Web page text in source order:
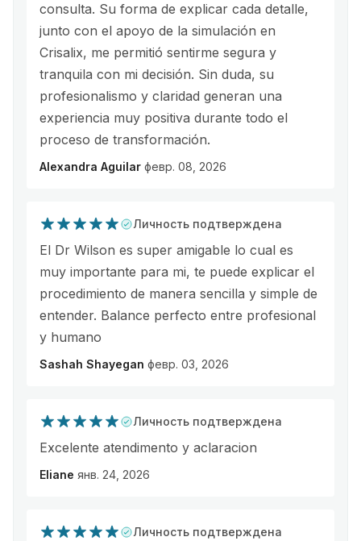
consulta. Su forma de explicar cada detalle,
junto con el apoyo de la simulación en
Crisalix, me permitió sentirme segura y
tranquila con mi decisión. Sin duda, su
profesionalismo y claridad generan una
experiencia muy positiva durante todo el
proceso de transformación.
Alexandra Aguilar февр. 08, 2026
Личность подтверждена
El Dr Wilson es super amigable lo cual es
muy importante para mi, te puede explicar el
procedimiento de manera sencilla y simple de
entender. Balance perfecto entre profesional
y humano
Sashah Shayegan февр. 03, 2026
Личность подтверждена
Excelente atendimento y aclaracion
Eliane янв. 24, 2026
Личность подтверждена